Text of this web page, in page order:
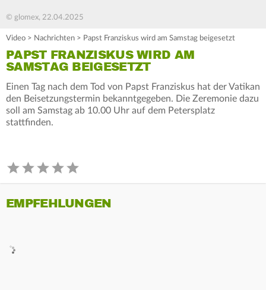
© glomex, 22.04.2025
Video > Nachrichten > Papst Franziskus wird am Samstag beigesetzt
PAPST FRANZISKUS WIRD AM
SAMSTAG BEIGESETZT
Einen Tag nach dem Tod von Papst Franziskus hat der Vatikan
den Beisetzungstermin bekanntgegeben. Die Zeremonie dazu
soll am Samstag ab 10.00 Uhr auf dem Petersplatz
stattfinden.
EMPFEHLUNGEN